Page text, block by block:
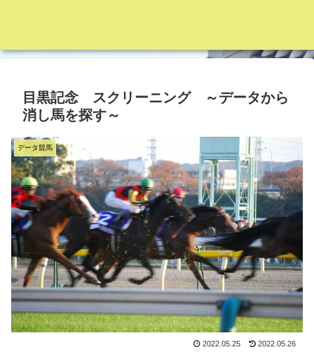
目黒記念 スクリーニング ～データから
消し馬を探す～
データ競馬
2022.05.25 2022.05.26